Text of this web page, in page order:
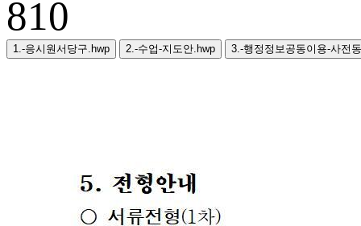
810
1.-응시원서당구.hwp 2.-수업-지도안.hwp 3.-행정정보공동이용-사전